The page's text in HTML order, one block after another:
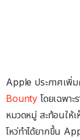
Apple ประกาศเพิ่
Bounty โดยเฉพา
หมวดหมู่ สะท้อนให้
โหว่ทำได้ยากขึ้น